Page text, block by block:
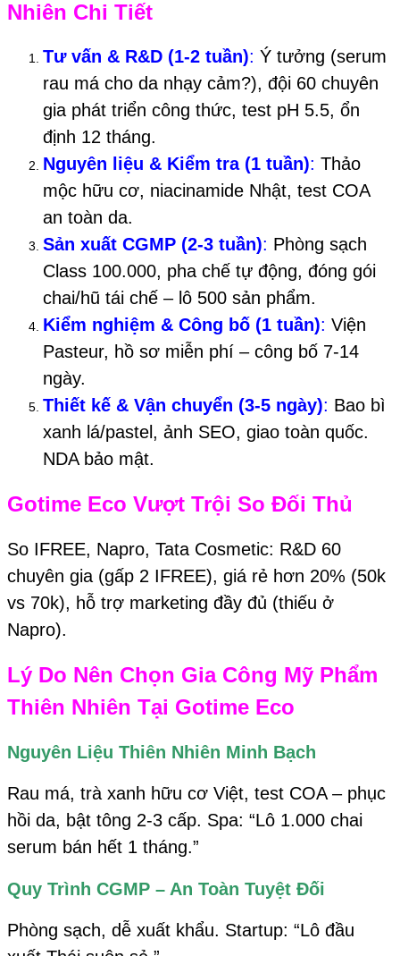
Nhiên Chi Tiết
Tư vấn & R&D (1-2 tuần): Ý tưởng (serum
rau má cho da nhạy cảm?), đội 60 chuyên
gia phát triển công thức, test pH 5.5, ổn
định 12 tháng.
Nguyên liệu & Kiểm tra (1 tuần): Thảo
mộc hữu cơ, niacinamide Nhật, test COA
an toàn da.
Sản xuất CGMP (2-3 tuần): Phòng sạch
Class 100.000, pha chế tự động, đóng gói
chai/hũ tái chế – lô 500 sản phẩm.
Kiểm nghiệm & Công bố (1 tuần): Viện
Pasteur, hồ sơ miễn phí – công bố 7-14
ngày.
Thiết kế & Vận chuyển (3-5 ngày): Bao bì
xanh lá/pastel, ảnh SEO, giao toàn quốc.
NDA bảo mật.
Gotime Eco Vượt Trội So Đối Thủ
So IFREE, Napro, Tata Cosmetic: R&D 60
chuyên gia (gấp 2 IFREE), giá rẻ hơn 20% (50k
vs 70k), hỗ trợ marketing đầy đủ (thiếu ở
Napro).
Lý Do Nên Chọn Gia Công Mỹ Phẩm
Thiên Nhiên Tại Gotime Eco
Nguyên Liệu Thiên Nhiên Minh Bạch
Rau má, trà xanh hữu cơ Việt, test COA – phục
hồi da, bật tông 2-3 cấp. Spa: “Lô 1.000 chai
serum bán hết 1 tháng.”
Quy Trình CGMP – An Toàn Tuyệt Đối
Phòng sạch, dễ xuất khẩu. Startup: “Lô đầu